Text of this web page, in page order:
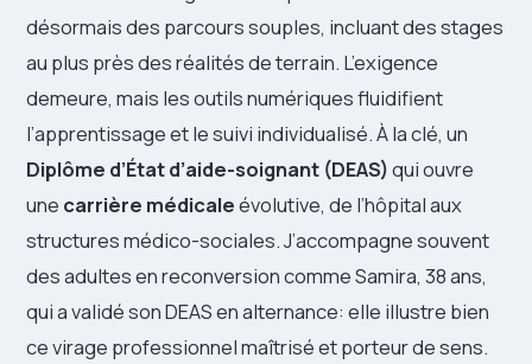
désormais des parcours souples, incluant des stages
au plus près des réalités de terrain. L’exigence
demeure, mais les outils numériques fluidifient
l’apprentissage et le suivi individualisé. À la clé, un
Diplôme d’État d’aide-soignant (DEAS)qui ouvre
une carrière médicaleévolutive, de l’hôpital aux
structures médico-sociales. J’accompagne souvent
des adultes en reconversion comme Samira, 38 ans,
qui a validé son DEAS en alternance: elle illustre bien
ce virage professionnel maîtrisé et porteur de sens.